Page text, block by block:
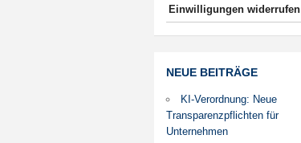
Einwilligungen widerrufen
NEUE BEITRÄGE
KI-Verordnung: Neue
Transparenzpflichten für
Unternehmen